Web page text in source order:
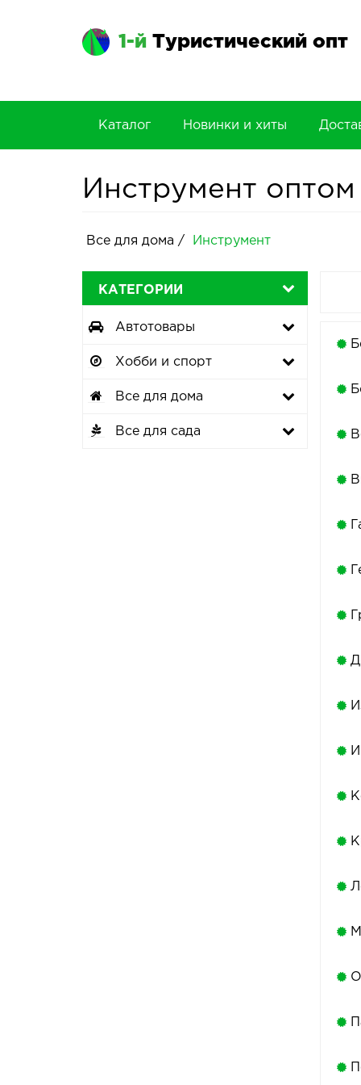
1-й Туристический опт
Каталог Новинки и хиты
Инструмент оптом
Все для дома / Инструмент
КАТЕГОРИИ
Автотовары
Хобби и спорт
Все для дома
Все для сада